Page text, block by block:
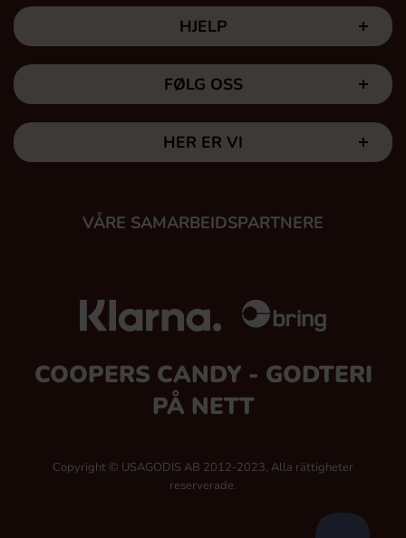
HJELP
FØLG OSS
HER ER VI
VÅRE SAMARBEIDSPARTNERE
COOPERS CANDY - GODTERI
PÅ NETT
Copyright © USAGODIS AB 2012-2023, Alla rättigheter
reserverade.